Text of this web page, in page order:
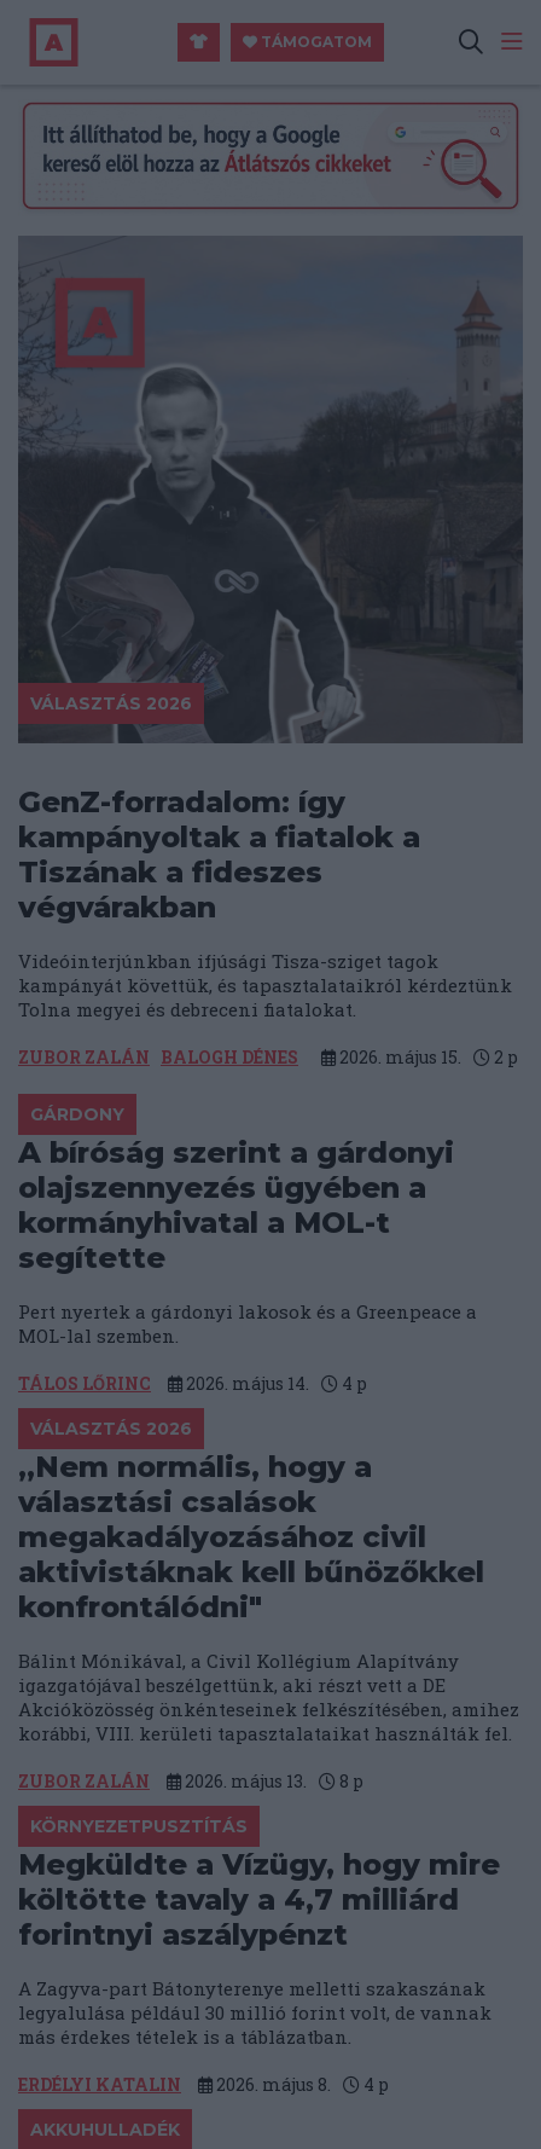
TÁMOGATOM
VÁLASZTÁS 2026
GenZ-forradalom: így
kampányoltak a fiatalok a
Tiszának a fideszes
végvárakban
Videóinterjúnkban ifjúsági Tisza-sziget tagok
kampányát követtük, és tapasztalataikról kérdeztünk
Tolna megyei és debreceni fiatalokat.
ZUBOR ZALÁN BALOGH DÉNES 2026. május 15. 2 p
GÁRDONY
A bíróság szerint a gárdonyi
olajszennyezés ügyében a
kormányhivatal a MOL-t
segítette
Pert nyertek a gárdonyi lakosok és a Greenpeace a
MOL-lal szemben.
TÁLOS LŐRINC 2026. május 14. 4 p
VÁLASZTÁS 2026
„Nem normális, hogy a
választási csalások
megakadályozásához civil
aktivistáknak kell bűnözőkkel
konfrontálódni"
Bálint Mónikával, a Civil Kollégium Alapítvány
igazgatójával beszélgettünk, aki részt vett a DE
Akcióközösség önkénteseinek felkészítésében, amihez
korábbi, VIII. kerületi tapasztalataikat használták fel.
ZUBOR ZALÁN 2026. május 13. 8 p
KÖRNYEZETPUSZTÍTÁS
Megküldte a Vízügy, hogy mire
költötte tavaly a 4,7 milliárd
forintnyi aszálypénzt
A Zagyva-part Bátonyterenye melletti szakaszának
legyalulása például 30 millió forint volt, de vannak
más érdekes tételek is a táblázatban.
ERDÉLYI KATALIN 2026. május 8. 4 p
AKKUHULLADÉK